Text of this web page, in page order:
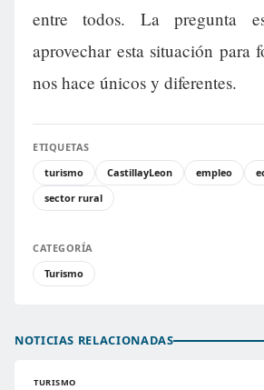
entre todos. La pregunta
aprovechar esta situación para
nos hace únicos y diferentes.
ETIQUETAS
turismo
CastillayLeon empleo
sector rural
CATEGORÍA
Turismo
NOTICIAS RELACIONADAS
TURISMO